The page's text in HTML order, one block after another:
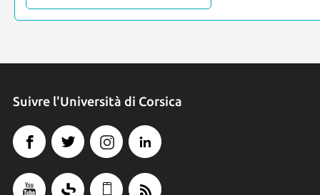
Suivre l'Università di Corsica